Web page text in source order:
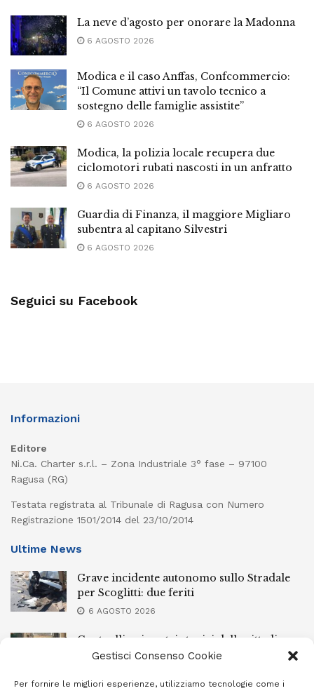
Gestisci Consenso Cookie
Per fornire le migliori esperienze, utilizziamo tecnologie come i
La neve d’agosto per onorare la Madonna
6 AGOSTO 2026
Modica e il caso Anffas, Confcommercio:
“Il Comune attivi un tavolo tecnico a
sostegno delle famiglie assistite”
6 AGOSTO 2026
Modica, la polizia locale recupera due
ciclomotori rubati nascosti in un anfratto
6 AGOSTO 2026
Guardia di Finanza, il maggiore Migliaro
subentra al capitano Silvestri
6 AGOSTO 2026
Seguici su Facebook
Informazioni
Editore
Ni.Ca. Charter s.r.l. – Zona Industriale 3° fase – 97100
Ragusa (RG)
Testata registrata al Tribunale di Ragusa con Numero
Registrazione 1501/2014 del 23/10/2014
Ultime News
Grave incidente autonomo sullo Stradale
per Scoglitti: due feriti
6 AGOSTO 2026
Controlli nei centri storici delle cittadine
della provincia iblea, 23 stranieri espulsi